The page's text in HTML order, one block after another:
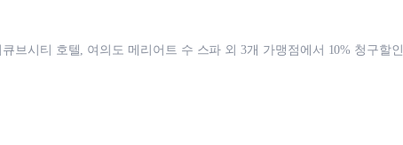
브시티 호텔, 여의도 메리어트 수 스파 외 3개 가맹점에서 10% 청구할인